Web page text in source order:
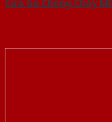
Cửa Gỗ Chống Cháy